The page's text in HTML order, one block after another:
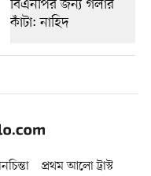
প্রথম আলো ট্রাস্ট